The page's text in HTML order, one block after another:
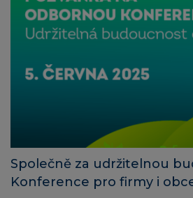
Společně za udržitelnou
Konference pro firmy i